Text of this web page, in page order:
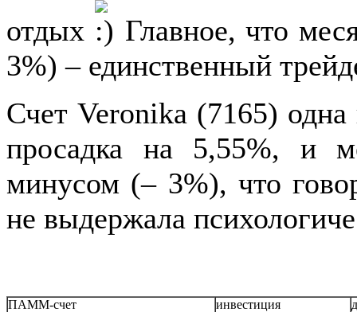
отдых
Главное, что
3%) – единственный
Счет Veronika (7165)
просадка на 5,55%, и
минусом (– 3%), что
не выдержала
ПАММ-счет инвестиция